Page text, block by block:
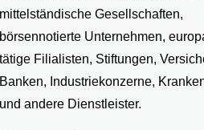
Gesellschaften,
Unternehmen,
Filialisten, Stiftungen,
Industriekonzerne,
andere Dienstleister.